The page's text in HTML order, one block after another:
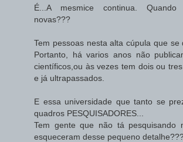
É...A mesmice continua. Quando
novas???
Tem pessoas nesta alta cúpula que se
Portanto, há varios anos não
científicos,ou às vezes tem dois ou
e já ultrapassados.
E essa universidade que tanto se
quadros PESQUISADORES...
Tem gente que não tá pesquisando
esqueceram desse pequeno